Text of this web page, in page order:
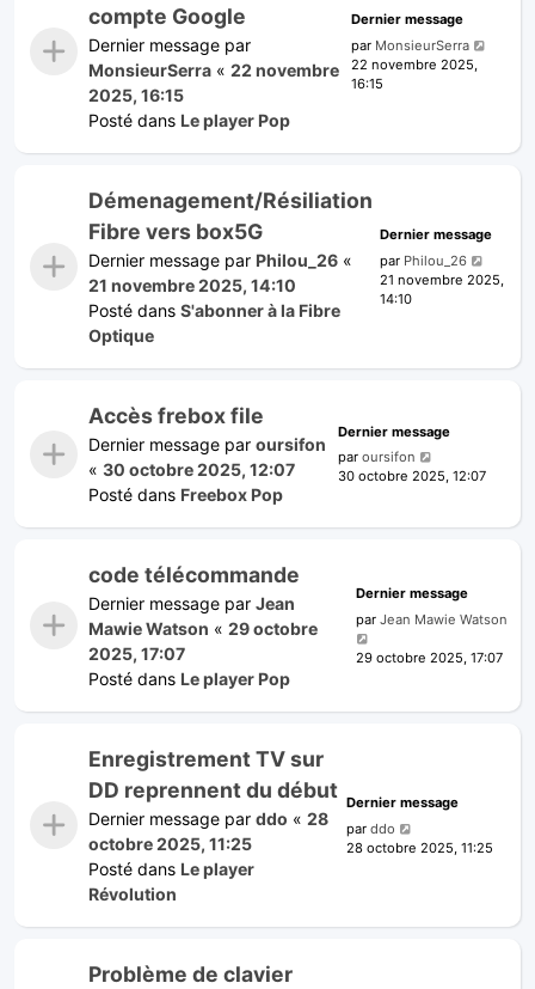
compte Google
Dernier message par
MonsieurSerra « 22 novembre
2025, 16:15
Posté dans Le player Pop
Dernier message
par MonsieurSerra
22 novembre 2025,
16:15
Démenagement/Résiliation
Fibre vers box5G
Dernier message par Philou_26 «
21 novembre 2025, 14:10
Posté dans S'abonner à la Fibre
Optique
Dernier message
par Philou_26
21 novembre 2025,
14:10
Accès frebox file
Dernier message par oursifon
« 30 octobre 2025, 12:07
Posté dans Freebox Pop
Dernier message
par oursifon
30 octobre 2025, 12:07
code télécommande
Dernier message par Jean
Mawie Watson « 29 octobre
2025, 17:07
Posté dans Le player Pop
Dernier message
par Jean Mawie Watson
29 octobre 2025, 17:07
Enregistrement TV sur
DD reprennent du début
Dernier message par ddo « 28
octobre 2025, 11:25
Posté dans Le player
Révolution
Dernier message
par ddo
28 octobre 2025, 11:25
Problème de clavier